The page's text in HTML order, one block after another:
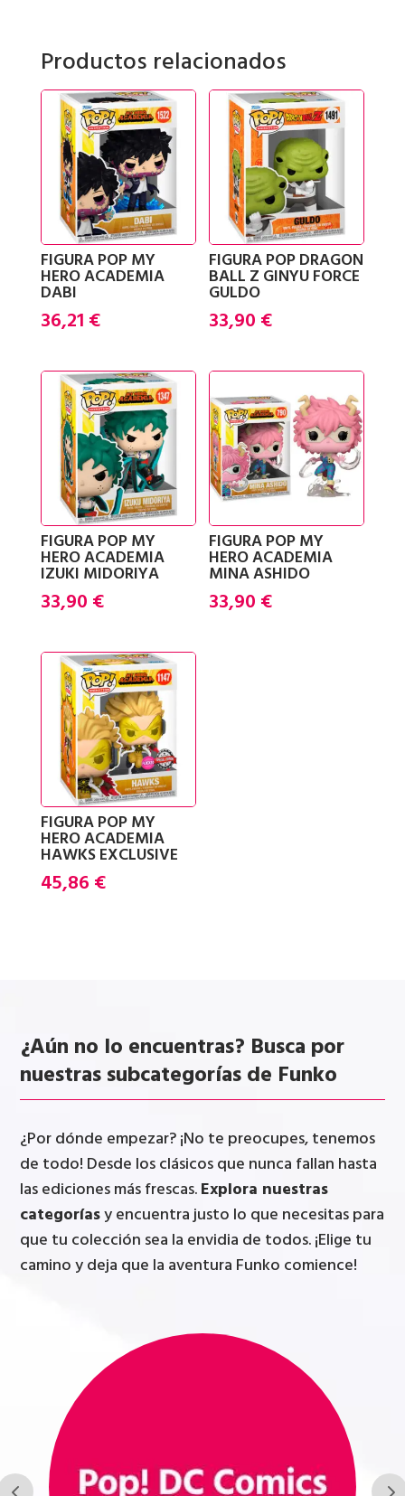
Productos relacionados
FIGURA POP MY
HERO ACADEMIA
DABI
36,21 €
FIGURA POP DRAGON
BALL Z GINYU FORCE
GULDO
33,90 €
FIGURA POP MY
HERO ACADEMIA
IZUKI MIDORIYA
33,90 €
FIGURA POP MY
HERO ACADEMIA
MINA ASHIDO
33,90 €
FIGURA POP MY
HERO ACADEMIA
HAWKS EXCLUSIVE
45,86 €
¿Aún no lo encuentras? Busca por
nuestras subcategorías de Funko
¿Por dónde empezar? ¡No te preocupes, tenemos
de todo! Desde los clásicos que nunca fallan hasta
las ediciones más frescas.Explora nuestras
categoríasy encuentra justo lo que necesitas para
que tu colección sea la envidia de todos. ¡Elige tu
camino y deja que la aventura Funko comience!